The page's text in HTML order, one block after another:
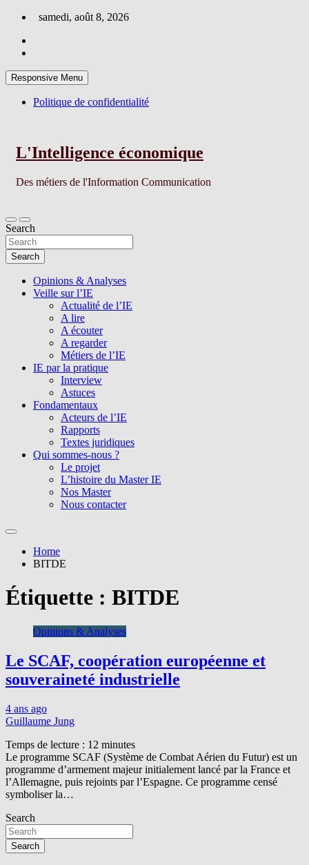
Skip
content
samedi, août 8, 2026
Responsive Menu
Politique de confidentialité
L'Intelligence économique
Des métiers de l'Information Communication
Search
Search
Opinions & Analyses
Veille sur l’IE
Actualité de l’IE
A lire
A écouter
A regarder
Métiers de l’IE
IE par la pratique
Interview
Astuces
Fondamentaux
Acteurs de l’IE
Rapports
Textes juridiques
Qui sommes-nous ?
Le projet
L’histoire du Master IE
Nos Master
Nous contacter
Home
BITDE
Étiquette : BITDE
Opinions & Analyses
Le SCAF, coopération européenne et
souveraineté industrielle
4 ans ago
Guillaume Jung
Temps de lecture : 12 minutes
Le programme SCAF (Système de Combat Aérien du Futur) est un
programme d’armement majeur initialement lancé par la France et
l’Allemagne, puis rejoints par l’Espagne. Ce programme censé
symboliser la…
Search
Search